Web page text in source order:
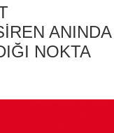
ANINDA
NOKTA